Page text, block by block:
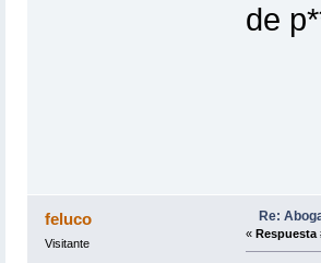
de
feluco
Visitante
Re:
« Respuesta